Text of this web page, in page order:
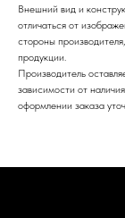
Внешний вид и
отличаться от
стороны
продукции.
Производитель
зависимости от
оформлении заказа